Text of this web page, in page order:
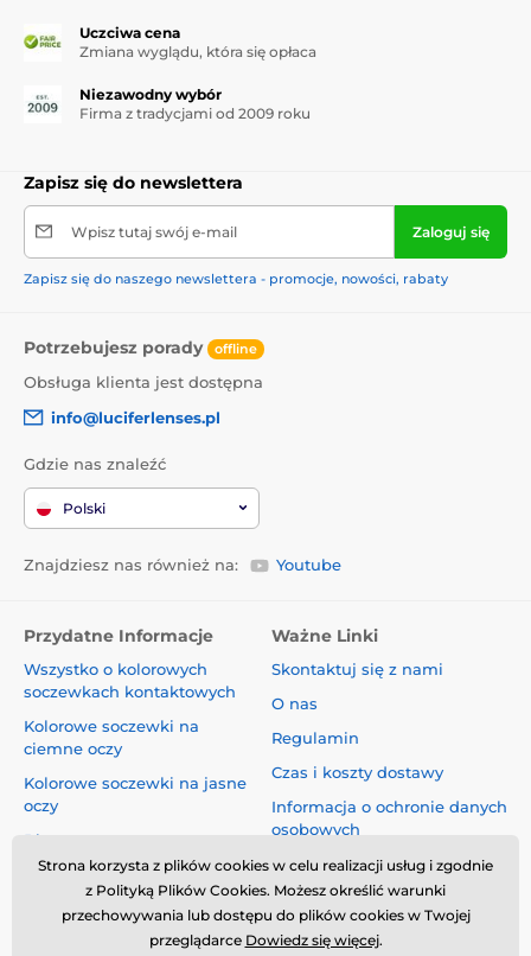
Uczciwa cena
Zmiana wyglądu, która się opłaca
Niezawodny wybór
Firma z tradycjami od 2009 roku
Zapisz się do newslettera
Wpisz tutaj swój e-mail Zaloguj się
Zapisz się do naszego newslettera - promocje, nowości, rabaty
Potrzebujesz porady offline
Obsługa klienta jest dostępna
info@luciferlenses.pl
Gdzie nas znaleźć
Polski
Znajdziesz nas również na: Youtube
Przydatne Informacje
Wszystko o kolorowych
soczewkach kontaktowych
Kolorowe soczewki na
ciemne oczy
Kolorowe soczewki na jasne
oczy
Blog
Ważne Linki
Skontaktuj się z nami
O nas
Regulamin
Czas i koszty dostawy
Informacja o ochronie danych
osobowych
Reklamacje i Odstąpienie od
Umowy
Bezpieczeństwo i jakość bez
kompromisów
Strona korzysta z plików cookies w celu realizacji usług i zgodnie
z Polityką Plików Cookies. Możesz określić warunki
przechowywania lub dostępu do plików cookies w Twojej
przeglądarce Dowiedz się więcej.